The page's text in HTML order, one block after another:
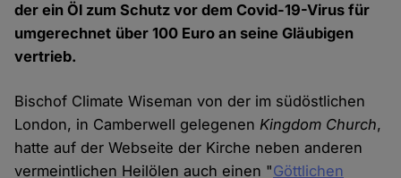
der ein Öl zum Schutz vor dem Covid-19-Virus für
umgerechnet über 100 Euro an seine Gläubigen
vertrieb.
Bischof Climate Wiseman von der im südöstlichen
London, in Camberwell gelegenenKingdom Church,
hatte auf der Webseite der Kirche neben anderen
vermeintlichen Heilölen auch einen "Göttlichen